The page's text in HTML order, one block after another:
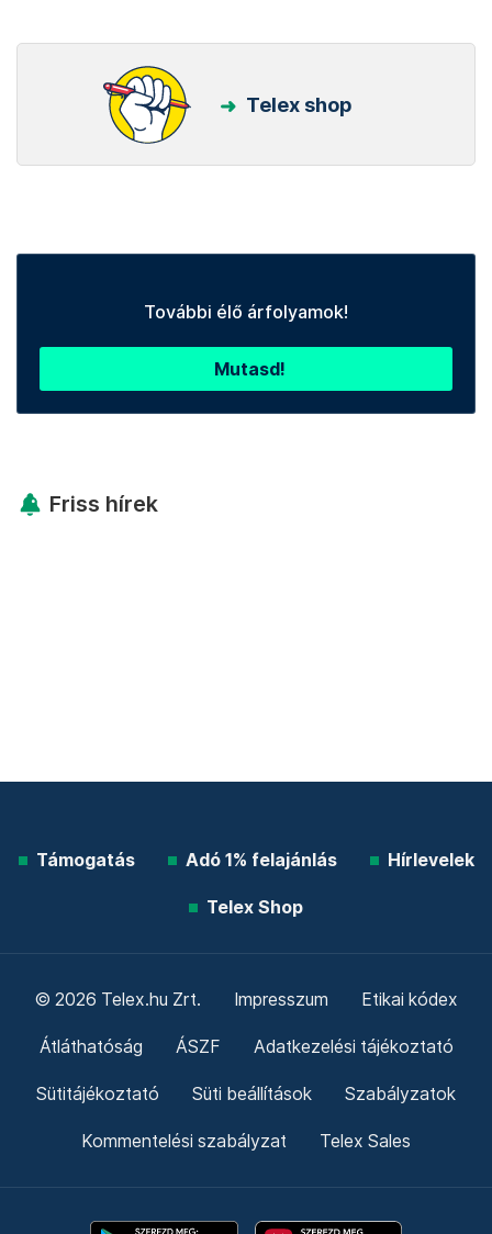
Telex shop
További élő árfolyamok!
Mutasd!
Friss hírek
Támogatás Adó 1% felajánlás Hírlevelek
Telex Shop
© 2026 Telex.hu Zrt. Impresszum Etikai kódex
Átláthatóság ÁSZF Adatkezelési tájékoztató
Sütitájékoztató Süti beállítások Szabályzatok
Kommentelési szabályzat Telex Sales